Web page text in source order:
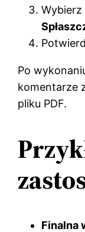
Wybierz
Po
komentarze
pliku PDF.
Finalna